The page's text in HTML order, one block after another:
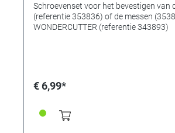
Schroevenset voor het bevestigen van
(referentie 353836) of de messen
WONDERCUTTER (referentie 343893)
€ 6,99*